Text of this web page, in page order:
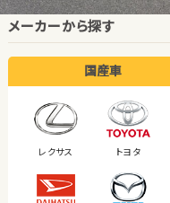
メーカーから探す
国産車
レクサス トヨタ